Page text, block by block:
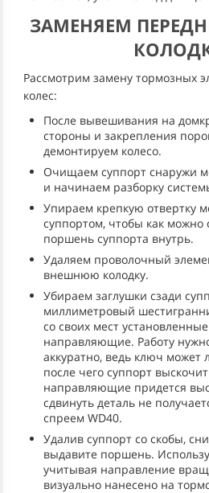
ЗАМЕНЯЕМ
Рассмотрим замену тормозных
колес:
После вывешивания на
стороны и закрепления
демонтируем колесо.
Очищаем суппорт снаружи
и начинаем разборку
Упираем крепкую отвертку
суппортом, чтобы как можно
поршень суппорта внутрь.
Удаляем проволочный
внешнюю колодку.
Убираем заглушки сзади
миллиметровый
со своих мест
направляющие. Работу
аккуратно, ведь ключ может
после чего суппорт
направляющие придется
сдвинуть деталь не
спреем WD40.
Удалив суппорт со скобы,
выдавите поршень.
учитывая направление
визуально нанесено на